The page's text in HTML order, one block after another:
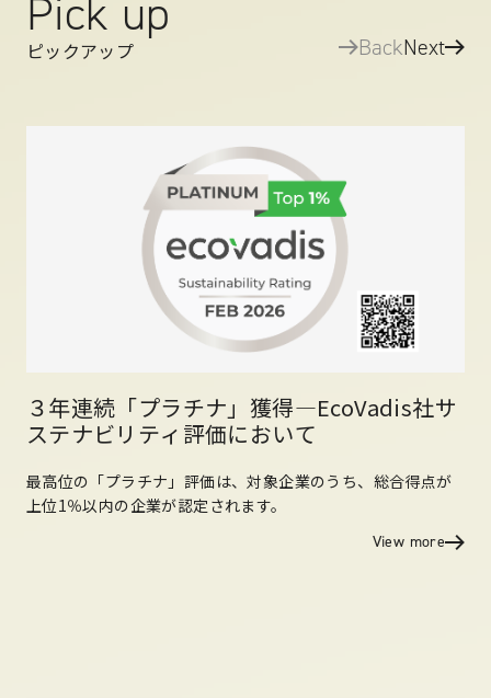
Pick up
ピックアップ BackNext
３年連続「プラチナ」獲得―EcoVadis社サ
ステナビリティ評価において
最高位の「プラチナ」評価は、対象企業のうち、総合得点が
上位1％以内の企業が認定されます。
View more